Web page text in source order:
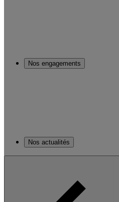
Nos engagements
Nos actualités